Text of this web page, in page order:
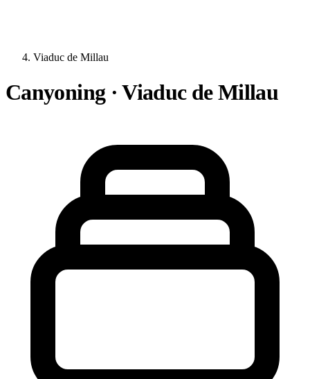
Viaduc de Millau
Canyoning · Viaduc de Millau